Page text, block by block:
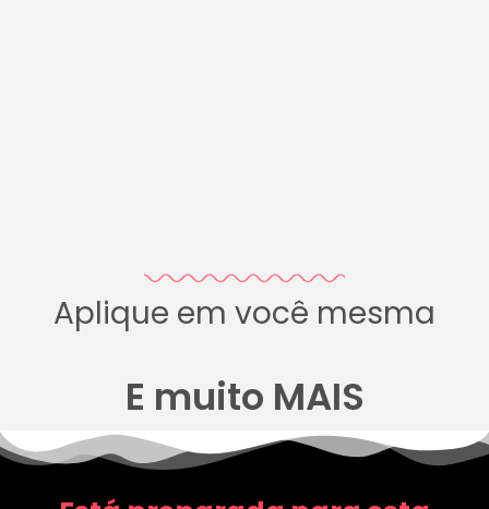
Aplique em você mesma
E muito MAIS